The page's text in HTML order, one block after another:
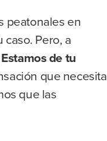
peatonales en
Pero, a
Estamos de tu
que necesita
que las